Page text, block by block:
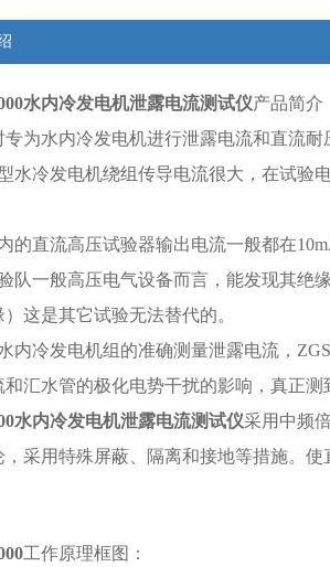
水内冷发电机泄露电流测试仪产品简介
为水内冷发电机进行泄露电流和直流
型水冷发电机绕组传导电流很大，在试验
的直流高压试验器输出电流一般都在
验队一般高压电气设备而言，能发现其
这是其它试验无法替代的。
内冷发电机组的准确测量泄露电流，
和汇水管的极化电势干扰的影响，真正测
水内冷发电机泄露电流测试仪采用中频
，采用特殊屏蔽、隔离和接地等措施。
工作原理框图：